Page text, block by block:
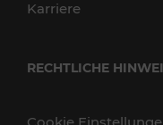
Karriere
RECHTLICHE